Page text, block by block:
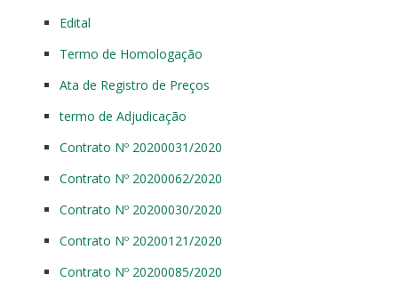
Edital
Termo de Homologação
Ata de Registro de Preços
termo de Adjudicação
Contrato Nº 20200031/2020
Contrato Nº 20200062/2020
Contrato Nº 20200030/2020
Contrato Nº 20200121/2020
Contrato Nº 20200085/2020